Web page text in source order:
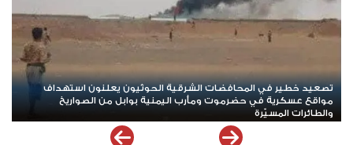
استنزاف غير مسبوق.. حرب إيران تلتهم معظم مخزون صواريخ "ثاد"
الأمريكية وتدق ناقوس الخطر داخل البنتاغون